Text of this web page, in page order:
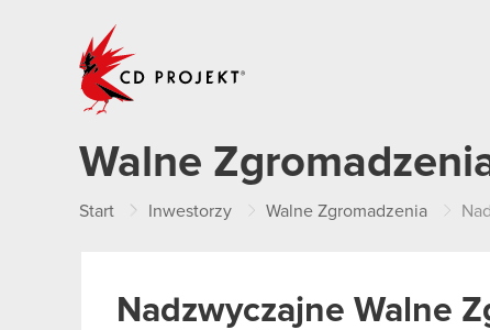
Walne
Start Inwestorzy Walne Zgromadzenia
Nadzwyczajne Walne